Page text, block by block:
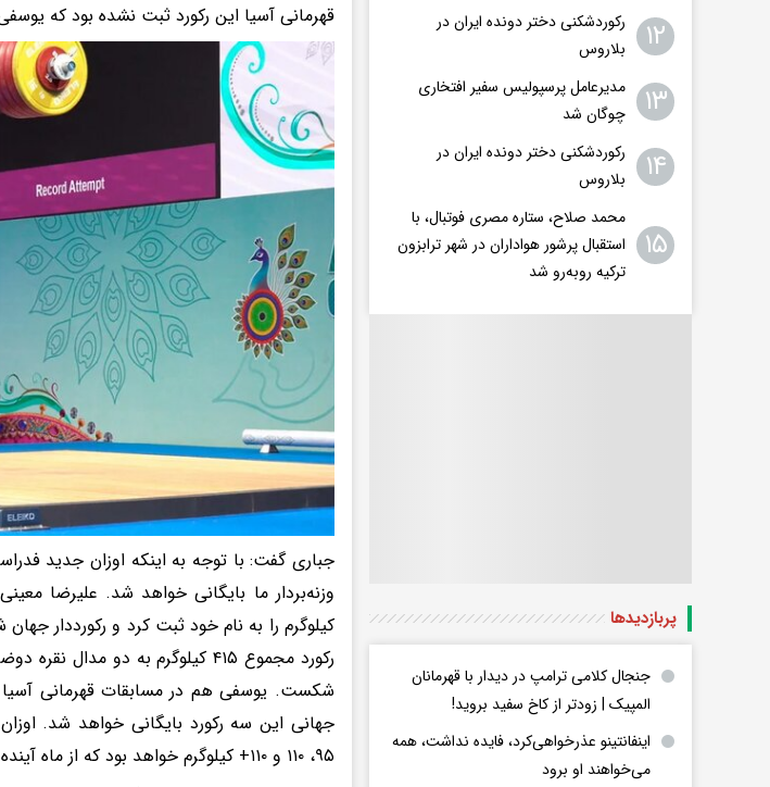
قهرمانی آسیا این رکورد ثبت نشده بود که
جباری گفت: با توجه به اینکه اوزان جدید
۹۵، ۱۱۰ و ۱۱۰+ کیلوگرم خواهد بود که از ماه آینده این اوزان در تمامی مسابقات قابل اجرا خواهد بود.
۱۲
رکوردشکنی دختر دونده ایران در
بلاروس
۱۳
مدیرعامل پرسپولیس سفیر افتخاری
چوگان شد
۱۴
رکوردشکنی دختر دونده ایران در
بلاروس
۱۵
محمد صلاح، ستاره مصری فوتبال، با
استقبال پرشور هواداران در شهر ترابزون
ترکیه روبه‌رو شد
پربازدید‌ها
جنجال کلامی ترامپ در دیدار با قهرمانان
المپیک | زودتر از کاخ سفید بروید!
اینفانتینو عذرخواهی‌کرد، فایده نداشت، همه
می‌خواهند او برود